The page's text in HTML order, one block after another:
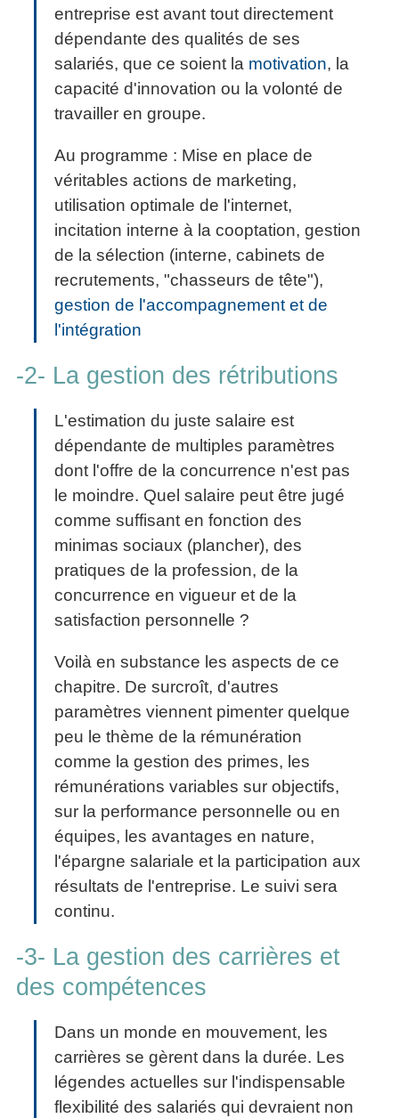
entreprise est avant tout directement
dépendante des qualités de ses
salariés, que ce soient la motivation, la
capacité d'innovation ou la volonté de
travailler en groupe.
Au programme : Mise en place de
véritables actions de marketing,
utilisation optimale de l'internet,
incitation interne à la cooptation, gestion
de la sélection (interne, cabinets de
recrutements, "chasseurs de tête"),
gestion de l'accompagnement et de
l'intégration
-2- La gestion des rétributions
L'estimation du juste salaire est
dépendante de multiples paramètres
dont l'offre de la concurrence n'est pas
le moindre. Quel salaire peut être jugé
comme suffisant en fonction des
minimas sociaux (plancher), des
pratiques de la profession, de la
concurrence en vigueur et de la
satisfaction personnelle ?
Voilà en substance les aspects de ce
chapitre. De surcroît, d'autres
paramètres viennent pimenter quelque
peu le thème de la rémunération
comme la gestion des primes, les
rémunérations variables sur objectifs,
sur la performance personnelle ou en
équipes, les avantages en nature,
l'épargne salariale et la participation aux
résultats de l'entreprise. Le suivi sera
continu.
-3- La gestion des carrières et
des compétences
Dans un monde en mouvement, les
carrières se gèrent dans la durée. Les
légendes actuelles sur l'indispensable
flexibilité des salariés qui devraient non